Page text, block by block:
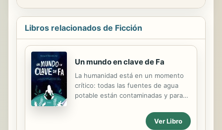
Libros relacionados de Ficción
Un mundo en clave de Fa
La humanidad está en un momento
crítico: todas las fuentes de agua
potable están contaminadas y para
silicio, un recurso agotado con el
que se construyen los paneles
Ver Libro